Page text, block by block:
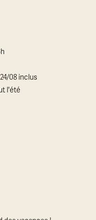
08 inclus
l'été